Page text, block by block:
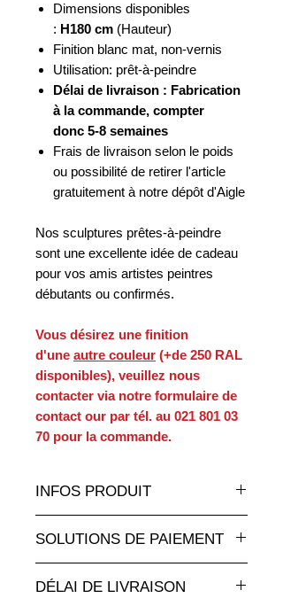
Dimensions disponibles
: H180 cm (Hauteur)
Finition blanc mat, non-vernis
Utilisation: prêt-à-peindre
Délai de livraison : Fabrication
à la commande, compter
donc 5-8 semaines
Frais de livraison selon le poids
ou possibilité de retirer l'article
gratuitement à notre dépôt d'Aigle
Nos sculptures prêtes-à-peindre
sont une excellente idée de cadeau
pour vos amis artistes peintres
débutants ou confirmés.
Vous désirez une finition
d'une autre couleur (+de 250 RAL
disponibles), veuillez nous
contacter via notre formulaire de
contact our par tél. au 021 801 03
70 pour la commande.
INFOS PRODUIT
sculptures en résine de toutes les
tailles et à des tarifs
attractifs sur animauxenresine.ch
SOLUTIONS DE PAIEMENT
totalement sécurisé.
DÉLAI DE LIVRAISON